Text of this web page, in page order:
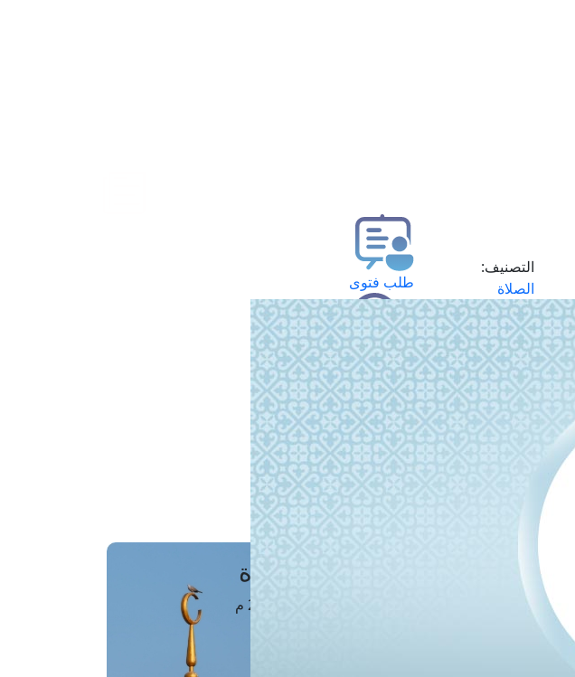
التصنيف:
الصلاة
طلب فتوى
استعلام عن فتوى
حجز موعد
الفتوى الهاتفية
مَواقِيتُ الصَّـــلاة